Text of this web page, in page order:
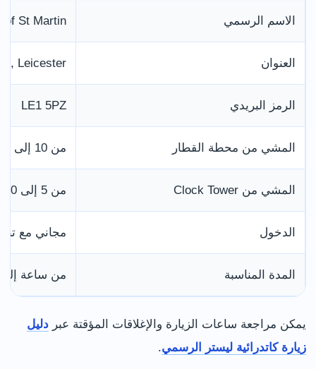
الاسم الرسمي of St Martin
العنوان Leicester
الرمز البريدي LE1 5PZ
المشي من محطة القطار من 10 إلى 15 دقيقة تقريبًا
المشي من Clock Tower من 5 إلى 10 دقائق
الدخول مجاني مع
المدة المناسبة من ساعة
يمكن مراجعة ساعات الزيارة والإغلاقات المؤقتة عبر دليل
زيارة كاتدرائية ليستر الرسمي.